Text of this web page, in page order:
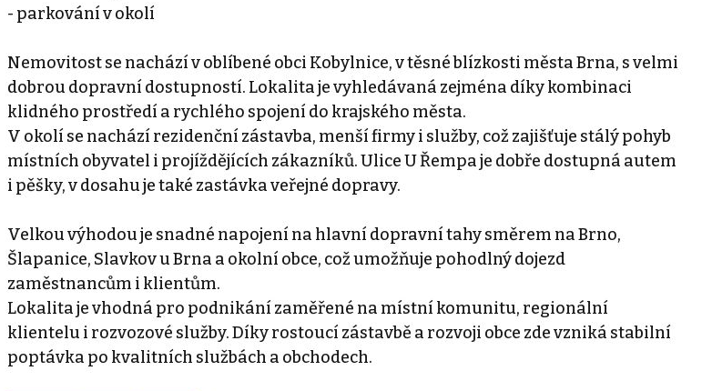
- parkování v okolí
Nemovitost se nachází v oblíbené obci Kobylnice, v těsné blízkosti města Brna, s velmi
dobrou dopravní dostupností. Lokalita je vyhledávaná zejména díky kombinaci
klidného prostředí a rychlého spojení do krajského města.
V okolí se nachází rezidenční zástavba, menší firmy i služby, což zajišťuje stálý pohyb
místních obyvatel i projíždějících zákazníků. Ulice U Řempa je dobře dostupná autem
i pěšky, v dosahu je také zastávka veřejné dopravy.
Velkou výhodou je snadné napojení na hlavní dopravní tahy směrem na Brno,
Šlapanice, Slavkov u Brna a okolní obce, což umožňuje pohodlný dojezd
zaměstnancům i klientům.
Lokalita je vhodná pro podnikání zaměřené na místní komunitu, regionální
klientelu i rozvozové služby. Díky rostoucí zástavbě a rozvoji obce zde vzniká stabilní
poptávka po kvalitních službách a obchodech.